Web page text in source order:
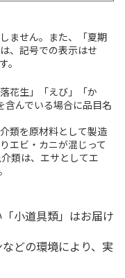
ません。また、「夏期
、記号での表示はせ
。
花生」「えび」「か
含んでいる場合に品目名
類を原材料として製造
エビ・カニが混じって
類は、エサとしてエ
小道具類」はお届け
どの環境により、実